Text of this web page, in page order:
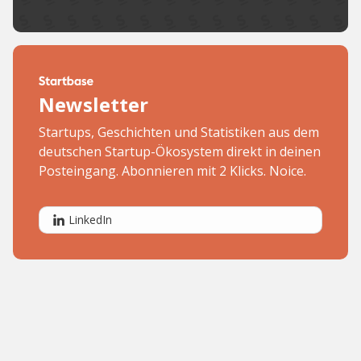
Newsletter
Startups, Geschichten und Statistiken aus dem
deutschen Startup-Ökosystem direkt in deinen
Posteingang. Abonnieren mit 2 Klicks. Noice.
LinkedIn